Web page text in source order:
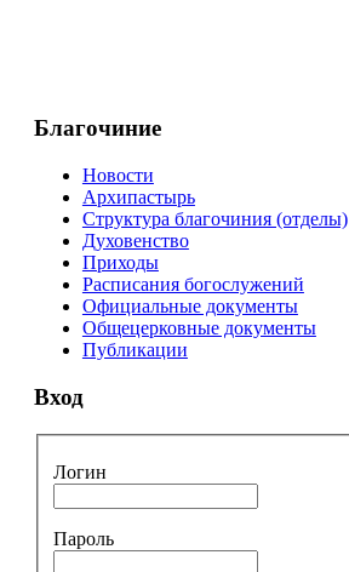
Благочиние
Новости
Архипастырь
Структура благочиния (отделы)
Духовенство
Приходы
Расписания богослужений
Официальные документы
Общецерковные документы
Публикации
Вход
Логин
Пароль